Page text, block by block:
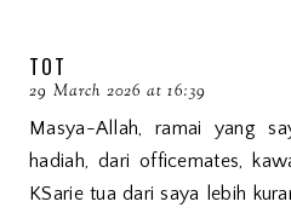
TOT
29 March 2026 at 16:39
Masya-Allah, ramai yang
hadiah, dari officemates,
KSarie tua dari saya lebih